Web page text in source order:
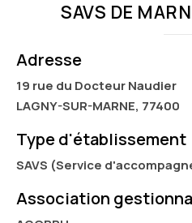
SAVS DE
Adresse
19 rue du Docteur Naudier
LAGNY-SUR-MARNE, 77400
Type d'établissement
SAVS (Service
Association